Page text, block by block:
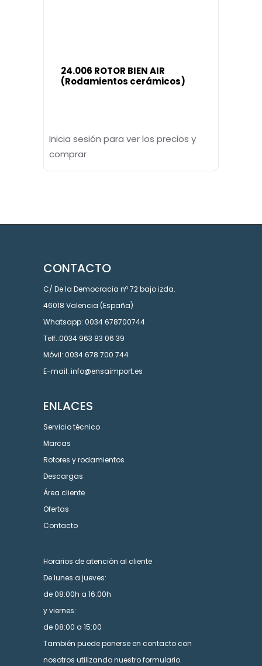
24.006 ROTOR BIEN AIR
(Rodamientos cerámicos)
Inicia sesión para ver los precios y
comprar
CONTACTO
C/ De la Democracia nº 72 bajo izda.
46018 Valencia (España)
Whatsapp: 0034 678700744
Telf.:0034 963 83 06 39
Móvil: 0034 678 700 744
E-mail: info@ensaimport.es
ENLACES
Servicio técnico
Marcas
Rotores y rodamientos
Descargas
Área cliente
Ofertas
Contacto
Horarios de atención al cliente
De lunes a jueves:
de 08:00h a 16:00h
y viernes:
de 08:00 a 15:00
También puede ponerse en contacto con
nosotros utilizando nuestro formulario.